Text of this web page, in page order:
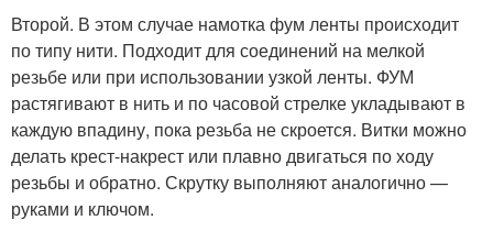
Второй. В этом случае намотка фум ленты происходит
по типу нити. Подходит для соединений на мелкой
резьбе или при использовании узкой ленты. ФУМ
растягивают в нить и по часовой стрелке укладывают в
каждую впадину, пока резьба не скроется. Витки можно
делать крест-накрест или плавно двигаться по ходу
резьбы и обратно. Скрутку выполняют аналогично —
руками и ключом.